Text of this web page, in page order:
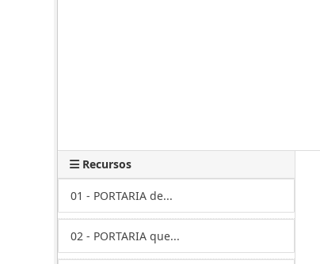
Recursos
01 - PORTARIA de...
02 - PORTARIA que...